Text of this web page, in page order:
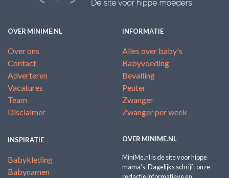
OVER MINIME.NL
Over ons
Contact
Adverteren
Vacatures
Team
Disclaimer
INFORMATIE
Alles over baby's
Babyvoeding
Bevalling
Peuter
Zwanger
Zwanger per week
INSPIRATIE
Babykleding
Babynamen
OVER MINIME.NL
MiniMe.nl is de site voor hippe
mama's. Dagelijks schrijft onze